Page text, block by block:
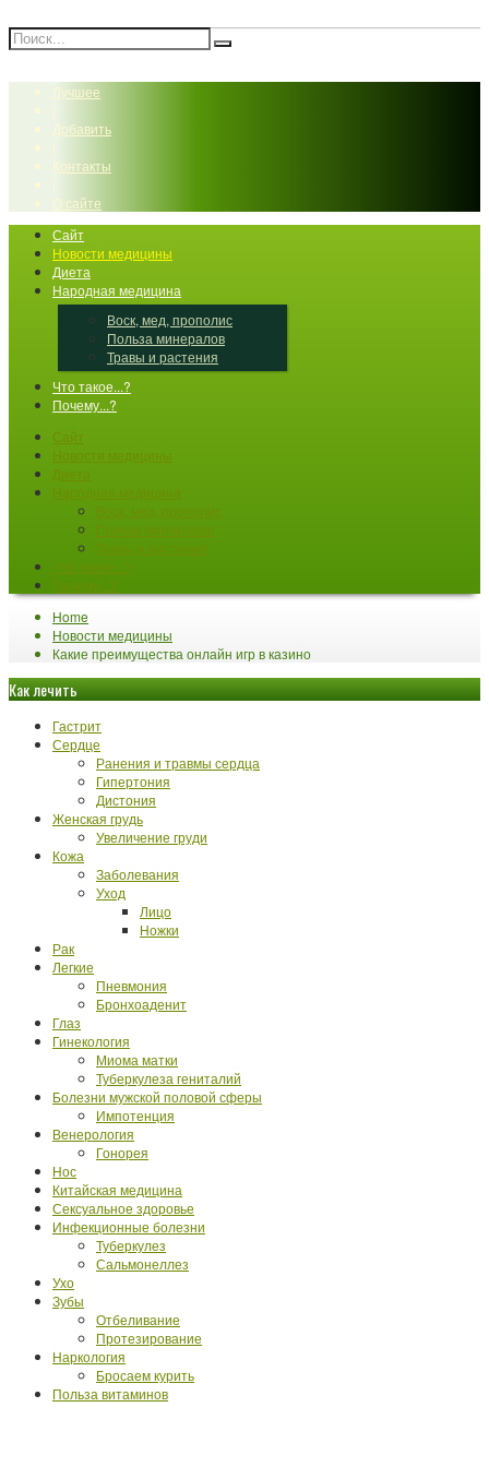
Лучшее
Добавить
Контакты
О сайте
Сайт
Новости медицины
Диета
Народная медицина
Воск, мед, прополис
Польза минералов
Травы и растения
Что такое...?
Почему...?
Сайт
Что такое...?
Почему...?
Home
Новости медицины
Какие преимущества онлайн игр в казино
Как лечить
Гастрит
Сердце
Ранения и травмы сердца
Гипертония
Дистония
Женская грудь
Увеличение груди
Кожа
Заболевания
Уход
Лицо
Ножки
Рак
Легкие
Пневмония
Бронхоаденит
Глаз
Гинекология
Миома матки
Туберкулеза гениталий
Болезни мужской половой сферы
Импотенция
Венерология
Гонорея
Нос
Китайская медицина
Сексуальное здоровье
Инфекционные болезни
Туберкулез
Сальмонеллез
Ухо
Зубы
Отбеливание
Протезирование
Наркология
Бросаем курить
Польза витаминов